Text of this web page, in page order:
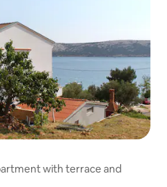
with terrace and